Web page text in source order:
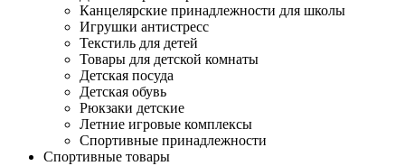
Канцелярские принадлежности для школы
Игрушки антистресс
Текстиль для детей
Товары для детской комнаты
Детская посуда
Детская обувь
Рюкзаки детские
Летние игровые комплексы
Спортивные принадлежности
Спортивные товары